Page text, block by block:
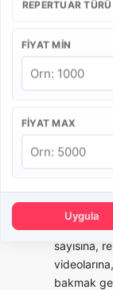
REPERTUAR TÜRÜ
FIYAT MIN
FIYAT MAX
Uygula
tarzı bu
veya
ekip
Açılış,
düzenli,
açılışı,
marka
tercih
teklifin
Bando
sayısına,
bakmak